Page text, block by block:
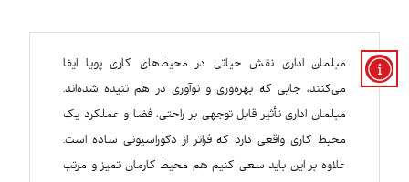
مبلمان اداری نقش حیاتی در محیط‌های کاری پویا ایفا
می‌کنند، جایی که بهره‌وری و نوآوری در هم تنیده شده‌اند.
مبلمان اداری تأثیر قابل توجهی بر راحتی، فضا و عملکرد یک
محیط کاری واقعی دارد که فراتر از دکوراسیونی ساده است.
علاوه بر این باید سعی کنیم هم محیط کارمان تمیز و مرتب